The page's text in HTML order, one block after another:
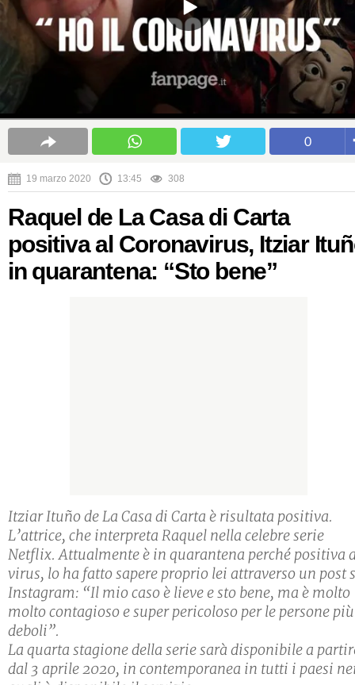
0
19 marzo 2020 13:45 308
Raquel de La Casa di Carta
positiva al Coronavirus, Itziar
in quarantena: “Sto bene”
Itziar Ituño de La Casa di Carta è risultata positiva.
L’attrice, che interpreta Raquel nella celebre serie
Netflix. Attualmente è in quarantena perché positiva
virus, lo ha fatto sapere proprio lei attraverso un post
Instagram: “Il mio caso è lieve e sto bene, ma è molto
molto contagioso e super pericoloso per le persone più
deboli”.
La quarta stagione della serie sarà disponibile a
dal 3 aprile 2020, in contemporanea in tutti i paesi